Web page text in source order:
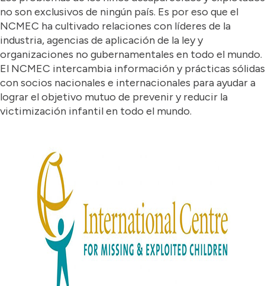
no son exclusivos de ningún país. Es por eso que el
NCMEC ha cultivado relaciones con líderes de la
industria, agencias de aplicación de la ley y
organizaciones no gubernamentales en todo el mundo.
El NCMEC intercambia información y prácticas sólidas
con socios nacionales e internacionales para ayudar a
lograr el objetivo mutuo de prevenir y reducir la
victimización infantil en todo el mundo.